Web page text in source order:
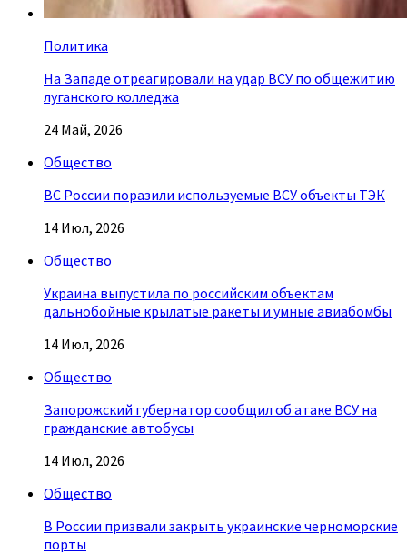
Политика
На Западе отреагировали на удар ВСУ по общежитию
луганского колледжа
24 Май, 2026
Общество
ВС России поразили используемые ВСУ объекты ТЭК
14 Июл, 2026
Общество
Украина выпустила по российским объектам
дальнобойные крылатые ракеты и умные авиабомбы
14 Июл, 2026
Общество
Запорожский губернатор сообщил об атаке ВСУ на
гражданские автобусы
14 Июл, 2026
Общество
В России призвали закрыть украинские черноморские
порты